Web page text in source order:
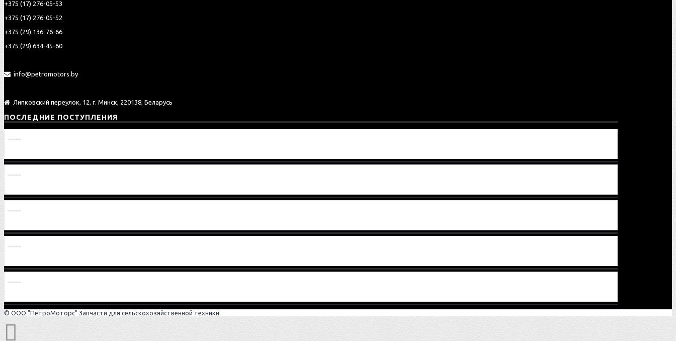
‎+375 (17) 276-05-53
‎+375 (17) 276-05-52
‎‎+375 (29) 136-76-66
‎‎+375 (29) 634-45-60
info@petromotors.by
Липковский переулок, 12, г. Минск, 220138, Беларусь
ПОСЛЕДНИЕ ПОСТУПЛЕНИЯ
© ООО "ПетроМоторс" Запчасти для сельскохозяйственной техники